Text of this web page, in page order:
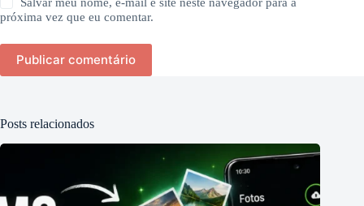
próxima vez que eu comentar.
Publicar comentário
Posts relacionados